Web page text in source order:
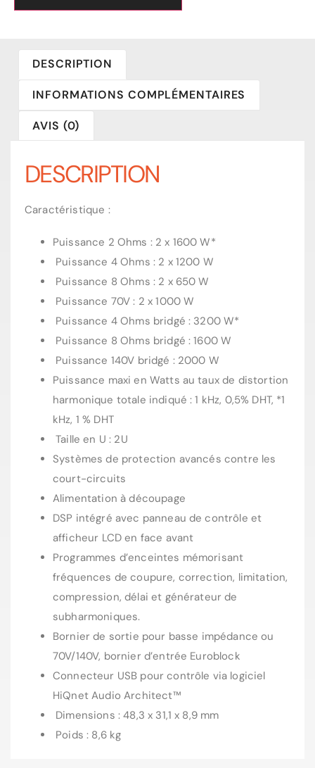
DESCRIPTION
INFORMATIONS COMPLÉMENTAIRES
AVIS (0)
DESCRIPTION
Caractéristique :
Puissance 2 Ohms : 2 x 1600 W*
Puissance 4 Ohms : 2 x 1200 W
Puissance 8 Ohms : 2 x 650 W
Puissance 70V : 2 x 1000 W
Puissance 4 Ohms bridgé : 3200 W*
Puissance 8 Ohms bridgé : 1600 W
Puissance 140V bridgé : 2000 W
Puissance maxi en Watts au taux de distortion
harmonique totale indiqué : 1 kHz, 0,5% DHT, *1
kHz, 1 % DHT
Taille en U : 2U
Systèmes de protection avancés contre les
court-circuits
Alimentation à découpage
DSP intégré avec panneau de contrôle et
afficheur LCD en face avant
Programmes d’enceintes mémorisant
fréquences de coupure, correction, limitation,
compression, délai et générateur de
subharmoniques.
Bornier de sortie pour basse impédance ou
70V/140V, bornier d’entrée Euroblock
Connecteur USB pour contrôle via logiciel
HiQnet Audio Architect™
Dimensions : 48,3 x 31,1 x 8,9 mm
Poids : 8,6 kg